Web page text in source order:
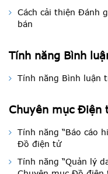
Cách cải thiện Đánh
bán
Tính năng Bình
Tính năng Bình luận
Chuyên mục Điện
Tính năng “Báo cáo
Đồ điện tử
Tính năng “Quản lý